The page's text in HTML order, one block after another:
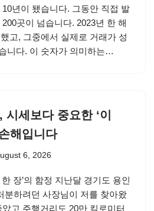
년이 됐습니다. 그동안 직접 발
곳이 넘습니다. 2023년 한 해
고, 그중에서 실제로 거래가 성
니다. 이 숫자가 의미하는…
세보다 중요한 ‘이
해입니다
6, 2026
장’의 함정 지난달 경기도 용인
분하려던 사장님이 저를 찾아왔
고 주행거리도 20만 킬로미터